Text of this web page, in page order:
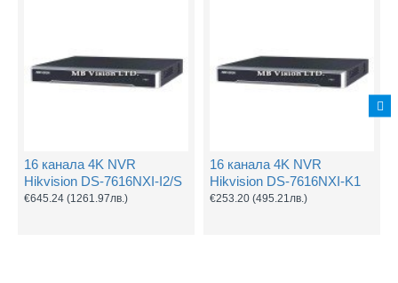
16 канала 4K NVR
Hikvision DS-7616NXI-I2/S
€645.24 (1261.97лв.)
16 канала 4K NVR
Hikvision DS-7616NXI-K1
€253.20 (495.21лв.)